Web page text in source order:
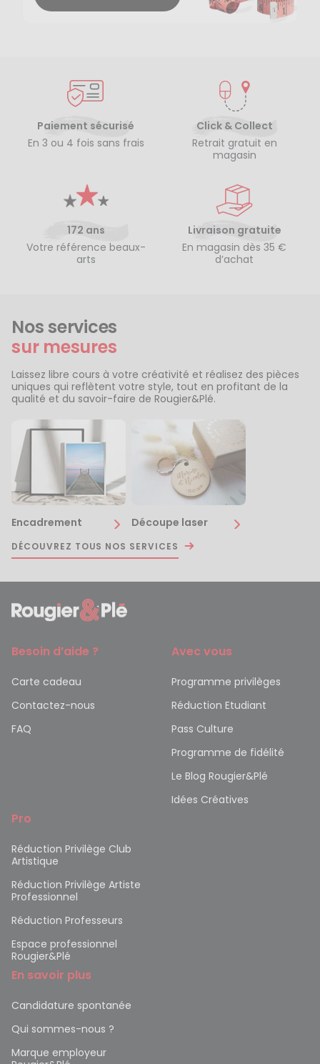
Paiement sécurisé
En 3 ou 4 fois sans frais
Click & Collect
Retrait gratuit en
magasin
172 ans
Votre référence beaux-
arts
Livraison gratuite
En magasin dès 35 €
d’achat
Nos services
sur mesures
Laissez libre cours à votre créativité et réalisez des pièces
uniques qui reflètent votre style, tout en profitant de la
qualité et du savoir-faire de Rougier&Plé.
Encadrement Découpe laser
DÉCOUVREZ TOUS NOS SERVICES
Besoin d’aide ?
Carte cadeau
Contactez-nous
FAQ
Avec vous
Programme privilèges
Réduction Etudiant
Pass Culture
Programme de fidélité
Le Blog Rougier&Plé
Idées Créatives
Pro
Réduction Privilège Club
Artistique
Réduction Privilège Artiste
Professionnel
Réduction Professeurs
Espace professionnel
Rougier&Plé
En savoir plus
Candidature spontanée
Qui sommes-nous ?
Marque employeur